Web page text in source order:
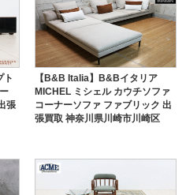
ト
張
【B&B Italia】B&Bイタリア
MICHEL ミシェル カウチソファ
コーナーソファ ファブリック 出
張買取 神奈川県川崎市川崎区